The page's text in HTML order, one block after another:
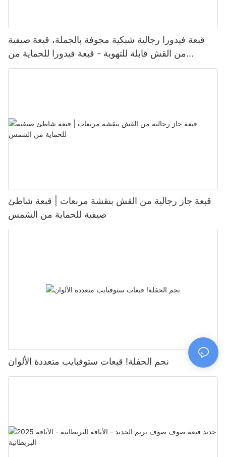
قبعة فيدورا رجالية شبكية مجوفة بالجملة، قبعة صيفية
من القش قابلة للتهوية - قبعة فيدورا للحماية من
الشمس مناسبة للعمل غير الرسمي
قبعة جاز رجالية من القش بنقشة مربعات | قبعة شاطئ
صيفية للحماية من الشمس
نجم الحفلة! قبعات ستوفبايب متعددة الألوان